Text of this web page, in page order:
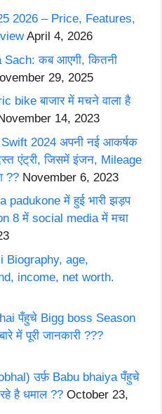
2026 – Price, Features,
April 4, 2026
कब आएगी, कितनी
29, 2025
bike बाजार में मचने वाला है
14, 2023
2024 अपनी नई आकर्षक
एंट्री, जिसमें इंजन, Mileage
?? November 6, 2023
में हुई भारी झड़प
8 में social media में मचा
Biography, age,
income, net worth.
पँहुचे Bigg boss Season
में पूरी जानकारी ???
उर्फ़ Babu bhaiya पँहुचे
है धमाल ?? October 23,